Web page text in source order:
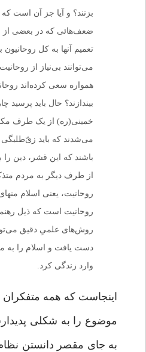
بزنند؟ و آیا جز آن است
ضعف‌هائی که در بعضی از
تعمیم آنها به کل
می‌توانند بی‌نیاز از
همواره سعی کرده‌اند
بیندازند؟ حال باید پرسید
خمینی(ره) از یک طرف
می‌شدند که باید زیّ‌طلبگی
باشند که این قشر، دین را
از طرف دیگر به مردم
روحانیت، یعنی اسلام
روحانیت است که ذیل
روش‌های علمیِ دقیق
دست یافت و اسلام را به
وارد زندگی کرد.
اینجاست که همه متفکران
موضوع را به‌ شکلی
به جای مقصر دانستن